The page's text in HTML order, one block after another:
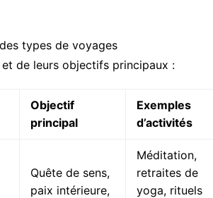
types de voyages
de leurs objectifs principaux :
Objectif
principal
Exemples
d’activités
Quête de sens,
paix intérieure,
Méditation,
retraites de
yoga, rituels